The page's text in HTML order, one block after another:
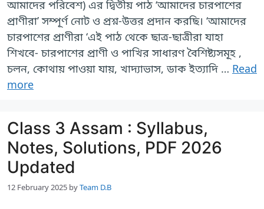
আমাদের পরিবেশ) এর দ্বিতীয় পাঠ ‘আমাদের চারপাশের
প্রাণীরা’ সম্পূর্ণ নোট ও প্রশ্ন-উত্তর প্রদান করছি। ‘আমাদের
চারপাশের প্রাণীরা ‘এই পাঠ থেকে ছাত্র-ছাত্রীরা যাহা
শিখবে- চারপাশের প্রাণী ও পাখির সাধারণ বৈশিষ্ট্যসমূহ ,
চলন, কোথায় পাওয়া যায়, খাদ্যাভাস, ডাক ইত্যাদি … Read
more
Class 3 Assam : Syllabus,
Notes, Solutions, PDF 2026
Updated
12 February 2025 byTeam D.B